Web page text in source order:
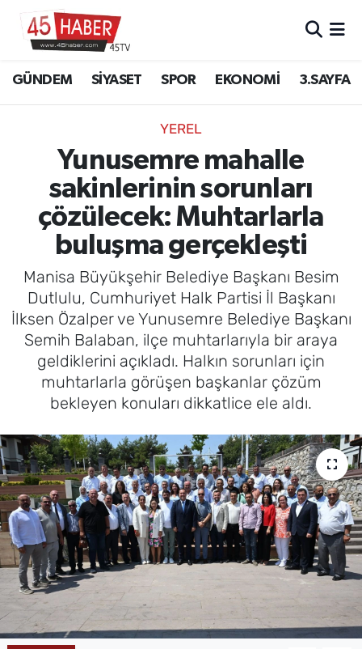
GÜNDEM SİYASET SPOR EKONOMİ 3.SAYFA
YEREL
Yunusemre mahalle
sakinlerinin sorunları
çözülecek: Muhtarlarla
buluşma gerçekleşti
Manisa Büyükşehir Belediye Başkanı Besim
Dutlulu, Cumhuriyet Halk Partisi İl Başkanı
İlksen Özalper ve Yunusemre Belediye Başkanı
Semih Balaban, ilçe muhtarlarıyla bir araya
geldiklerini açıkladı. Halkın sorunları için
muhtarlarla görüşen başkanlar çözüm
bekleyen konuları dikkatlice ele aldı.
SİYASET
EKONOMİ
3.SAYFA
EĞİTİM
SAĞLIK
YAŞAM
MAGAZİN
Manisa Hava Durumu
Manisa Trafik Yoğunluk Haritası
Süper Lig Puan Durumu ve Fikstür
Tüm Manşetler
Son Dakika Haberleri
Haber Arşivi